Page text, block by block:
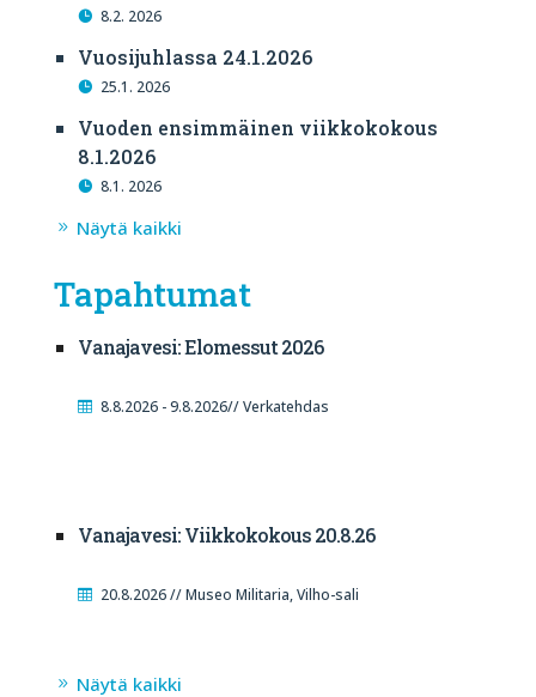
8.2. 2026
Vuosijuhlassa 24.1.2026
25.1. 2026
Vuoden ensimmäinen viikkokokous
8.1.2026
8.1. 2026
Näytä kaikki
Tapahtumat
Vanajavesi: Elomessut 2026
8.8.2026 - 9.8.2026// Verkatehdas
Vanajavesi: Viikkokokous 20.8.26
20.8.2026 // Museo Militaria, Vilho-sali
Näytä kaikki